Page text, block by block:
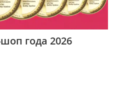
года 2026